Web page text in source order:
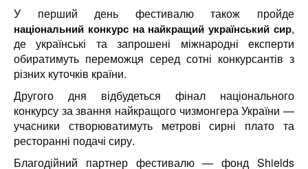
У перший день фестивалю також пройде
національний конкурс на найкращий український сир,
де українські та запрошені міжнародні експерти
обиратимуть переможця серед сотні конкурсантів з
різних куточків країни.
Другого дня відбудеться фінал національного
конкурсу за звання найкращого чизмонгера України —
учасники створюватимуть метрові сирні плато та
ресторанні подачі сиру.
Благодійний партнер фестивалю — фонд Shields